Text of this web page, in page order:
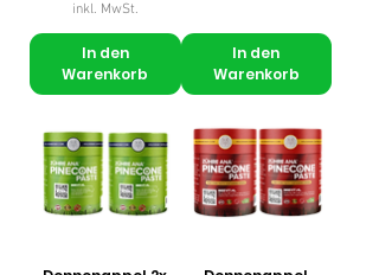
inkl. MwSt.
In den
Warenkorb
In den
Warenkorb